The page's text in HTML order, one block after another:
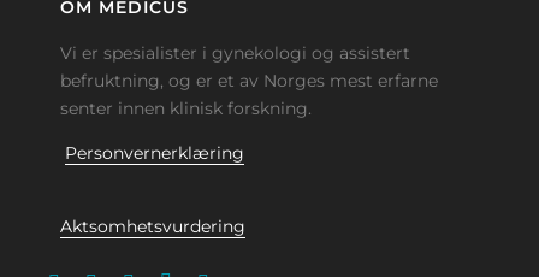
OM MEDICUS
Vi er spesialister i gynekologi og assistert
befruktning, og er et av Norges mest erfarne
senter innen klinisk forskning.
Personvernerklæring
Aktsomhetsvurdering